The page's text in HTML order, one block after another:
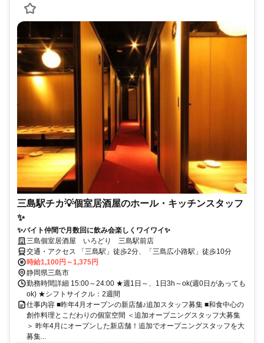
三島駅チカ💡個室居酒屋のホール・キッチンスタッフ
✨
✨バイト仲間で月数回に飲み会楽しくワイワイ✨
三島個室居酒屋 いろどり 三島駅前店
交通・アクセス 「三島駅」徒歩2分、「三島広小路駅」徒歩10分
時給1,100円～1,375円
静岡県三島市
勤務時間詳細 15:00～24:00 ★週1日～、1日3h～ok(週0日があっても
ok) ★シフトサイクル：2週間
仕事内容 ■昨年4月オープンの新店舗♪追加スタッフ募集 ■和食中心の
創作料理とこだわりの個室空間 ＜追加オープニングスタッフ大募集
＞ 昨年4月にオープンした新店舗！追加でオープニングスタッフを大
募集...